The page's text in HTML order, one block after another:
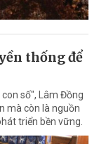
thống để
số", Lâm Đồng
mà còn là nguồn
triển bền vững.